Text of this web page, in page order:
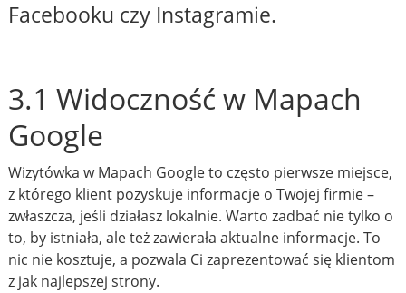
Facebooku czy Instagramie.
3.1 Widoczność w Mapach
Google
Wizytówka w Mapach Google to często pierwsze miejsce,
z którego klient pozyskuje informacje o Twojej firmie –
zwłaszcza, jeśli działasz lokalnie. Warto zadbać nie tylko o
to, by istniała, ale też zawierała aktualne informacje. To
nic nie kosztuje, a pozwala Ci zaprezentować się klientom
z jak najlepszej strony.